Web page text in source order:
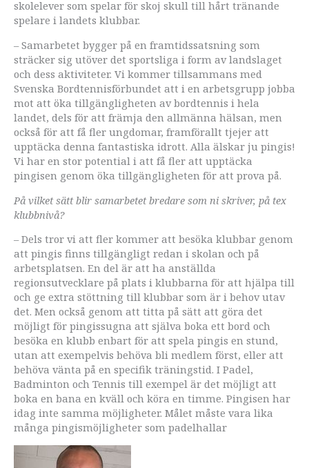
skolelever som spelar för skoj skull till hårt tränande
spelare i landets klubbar.
– Samarbetet bygger på en framtidssatsning som
sträcker sig utöver det sportsliga i form av landslaget
och dess aktiviteter. Vi kommer tillsammans med
Svenska Bordtennisförbundet att i en arbetsgrupp jobba
mot att öka tillgängligheten av bordtennis i hela
landet, dels för att främja den allmänna hälsan, men
också för att få fler ungdomar, framförallt tjejer att
upptäcka denna fantastiska idrott. Alla älskar ju pingis!
Vi har en stor potential i att få fler att upptäcka
pingisen genom öka tillgängligheten för att prova på.
På vilket sätt blir samarbetet bredare som ni skriver, på tex
klubbnivå?
– Dels tror vi att fler kommer att besöka klubbar genom
att pingis finns tillgängligt redan i skolan och på
arbetsplatsen. En del är att ha anställda
regionsutvecklare på plats i klubbarna för att hjälpa till
och ge extra stöttning till klubbar som är i behov utav
det. Men också genom att titta på sätt att göra det
möjligt för pingissugna att själva boka ett bord och
besöka en klubb enbart för att spela pingis en stund,
utan att exempelvis behöva bli medlem först, eller att
behöva vänta på en specifik träningstid. I Padel,
Badminton och Tennis till exempel är det möjligt att
boka en bana en kväll och köra en timme. Pingisen har
idag inte samma möjligheter. Målet måste vara lika
många pingismöjligheter som padelhallar